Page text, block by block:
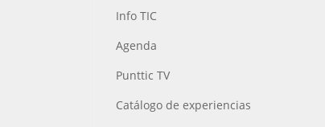
Info TIC
Agenda
Punttic TV
Catálogo de experiencias